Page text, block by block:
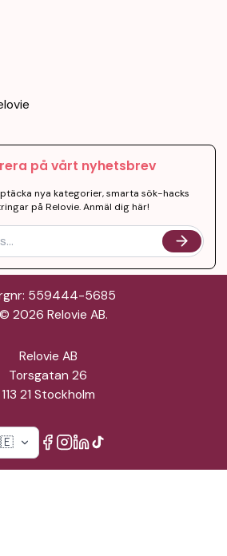
på vårt nyhetsbrev
nya kategorier, smarta sök-hacks
på Relovie. Anmäl dig här!
559444-5685
© 2026 Relovie AB.
Relovie AB
Torsgatan 26
113 21 Stockholm